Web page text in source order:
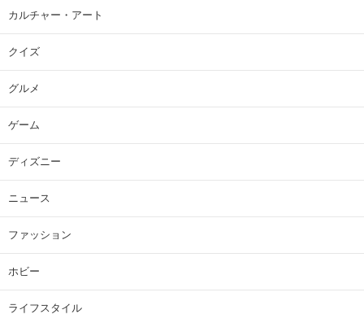
カルチャー・アート
クイズ
グルメ
ゲーム
ディズニー
ニュース
ファッション
ホビー
ライフスタイル